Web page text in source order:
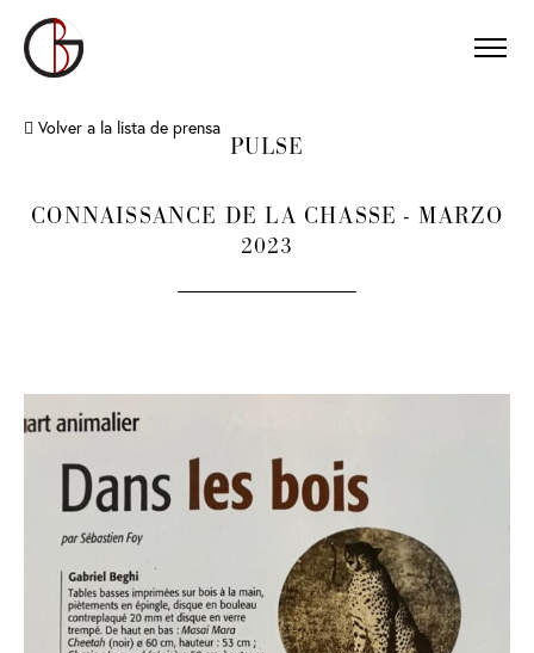
Volver a la lista de prensa
PULSE
CONNAISSANCE DE LA CHASSE - MARZO
2023